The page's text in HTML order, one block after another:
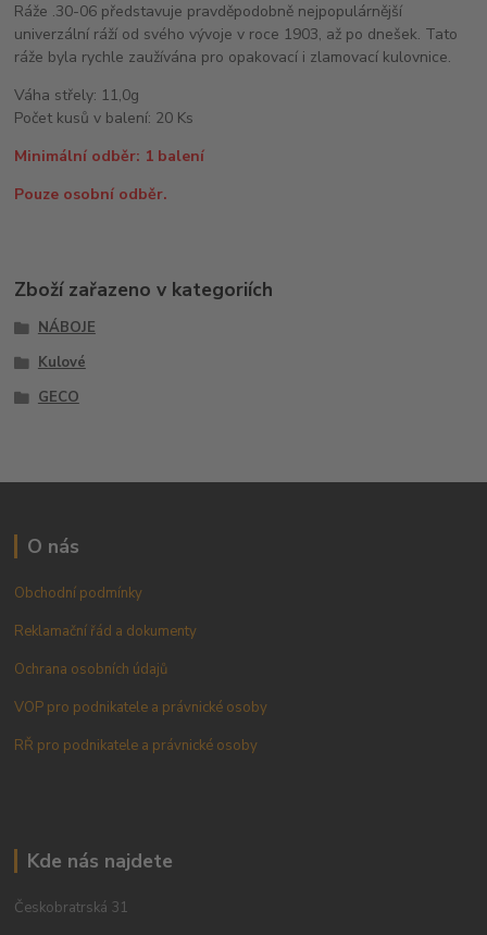
Ráže .30-06 představuje pravděpodobně nejpopulárnější
univerzální ráží od svého vývoje v roce 1903, až po dnešek. Tato
ráže byla rychle zaužívána pro opakovací i zlamovací kulovnice.
Váha střely: 11,0g
Počet kusů v balení: 20 Ks
Minimální odběr: 1 balení
Pouze osobní odběr.
Zboží zařazeno v kategoriích
NÁBOJE
Kulové
GECO
O nás
Obchodní podmínky
Reklamační řád a dokumenty
Ochrana osobních údajů
VOP pro podnikatele a právnické osoby
RŘ pro podnikatele a právnické osoby
Kde nás najdete
Českobratrská 31